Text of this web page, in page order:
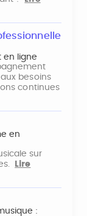
en ligne
besoins
continues
en
sur
Lire
: